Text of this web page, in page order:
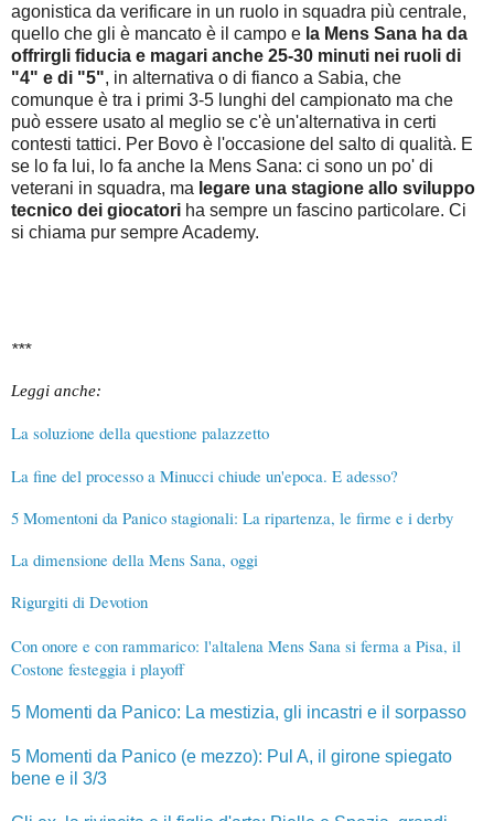
agonistica da verificare in un ruolo in squadra più centrale,
quello che gli è mancato è il campo e la Mens Sana ha da
offrirgli fiducia e magari anche 25-30 minuti nei ruoli di
"4" e di "5", in alternativa o di fianco a Sabia, che
comunque è tra i primi 3-5 lunghi del campionato ma che
può essere usato al meglio se c'è un'alternativa in certi
contesti tattici. Per Bovo è l'occasione del salto di qualità. E
se lo fa lui, lo fa anche la Mens Sana: ci sono un po' di
veterani in squadra, ma legare una stagione allo sviluppo
tecnico dei giocatori ha sempre un fascino particolare. Ci
si chiama pur sempre Academy.
***
Leggi anche:
La soluzione della questione palazzetto
La fine del processo a Minucci chiude un'epoca. E adesso?
5 Momentoni da Panico stagionali: La ripartenza, le firme e i derby
La dimensione della Mens Sana, oggi
Rigurgiti di Devotion
Con onore e con rammarico: l'altalena Mens Sana si ferma a Pisa, il
Costone festeggia i playoff
5 Momenti da Panico: La mestizia, gli incastri e il sorpasso
5 Momenti da Panico (e mezzo): Pul A, il girone spiegato
bene e il 3/3